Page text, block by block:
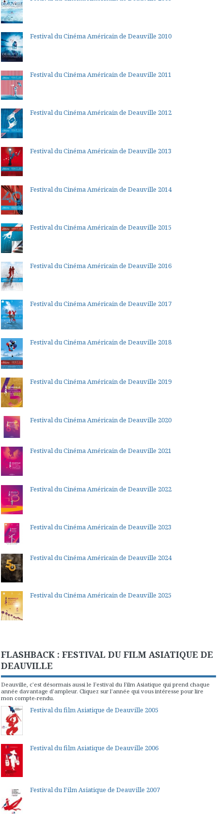
Festival du Cinéma Américain de Deauville 2010
Festival du Cinéma Américain de Deauville 2011
Festival du Cinéma Américain de Deauville 2012
Festival du Cinéma Américain de Deauville 2013
Festival du Cinéma Américain de Deauville 2014
Festival du Cinéma Américain de Deauville 2015
Festival du Cinéma Américain de Deauville 2016
Festival du Cinéma Américain de Deauville 2017
Festival du Cinéma Américain de Deauville 2018
Festival du Cinéma Américain de Deauville 2019
Festival du Cinéma Américain de Deauville 2020
Festival du Cinéma Américain de Deauville 2021
Festival du Cinéma Américain de Deauville 2022
Festival du Cinéma Américain de Deauville 2023
Festival du Cinéma Américain de Deauville 2024
Festival du Cinéma Américain de Deauville 2025
FLASHBACK : FESTIVAL DU FILM ASIATIQUE DE
DEAUVILLE
Deauville, c'est désormais aussi le Festival du Film Asiatique qui prend chaque
année davantage d'ampleur. Cliquez sur l'année qui vous intéresse pour lire
mon compte-rendu.
Festival du film Asiatique de Deauville 2005
Festival du film Asiatique de Deauville 2006
Festival du Film Asiatique de Deauville 2007